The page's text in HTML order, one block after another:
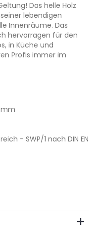
Das helle Holz
lebendigen
Innenräume. Das
hervorragen für den
in Küche und
Profis immer im
- SWP/1 nach DIN EN